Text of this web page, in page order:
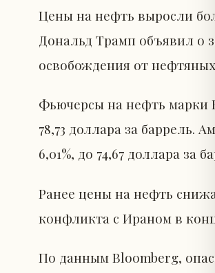
Цены на нефть выросли
Дональд Трамп объявил о
освобождения от
Фьючерсы на нефть марки
78,73 доллара за баррель.
6,01%, до 74,67 доллара за
Ранее цены на нефть
конфликта с Ираном в
По данным Bloomberg,